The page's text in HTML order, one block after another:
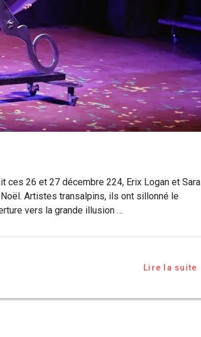
ces 26 et 27 décembre 224, Erix Logan et Sara
Artistes transalpins, ils ont sillonné le
vers la grande illusion …
Lire la suite